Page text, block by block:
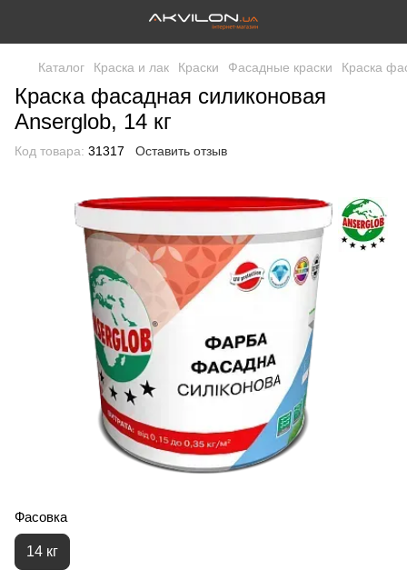
Каталог Краска и лак Краски Фасадные краски Краска
Краска фасадная силиконовая
Anserglob, 14 кг
Код товара: 31317 Оставить отзыв
Фасовка
14 кг